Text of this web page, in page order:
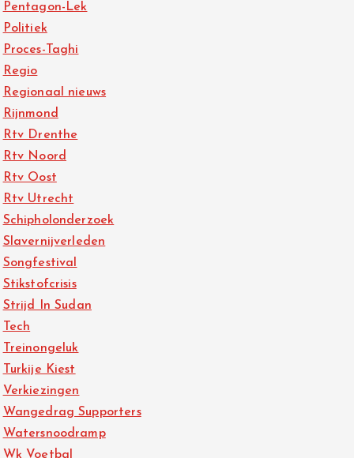
Pentagon-Lek
Politiek
Proces-Taghi
Regio
Regionaal nieuws
Rijnmond
Rtv Drenthe
Rtv Noord
Rtv Oost
Rtv Utrecht
Schipholonderzoek
Slavernijverleden
Songfestival
Stikstofcrisis
Strijd In Sudan
Tech
Treinongeluk
Turkije Kiest
Verkiezingen
Wangedrag Supporters
Watersnoodramp
Wk Voetbal